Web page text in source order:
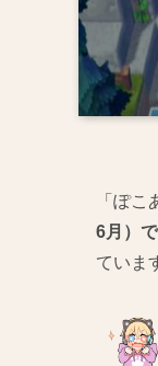
「ぽ
6月）
ていま